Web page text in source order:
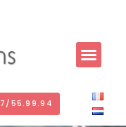
55.99.94